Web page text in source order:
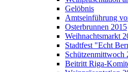
Gelöbnis
Amtseinführung
Osterbrunnen 2015
Weihnachtsmarkt
Stadtfest "Echt
Schützenmittwoch
Beitritt Riga-